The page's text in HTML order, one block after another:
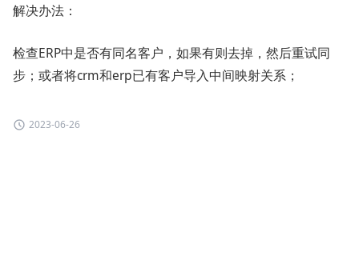
解决办法：
检查ERP中是否有同名客户，如果有则去掉，然后重试同
步；或者将crm和erp已有客户导入中间映射关系；
2023-06-26